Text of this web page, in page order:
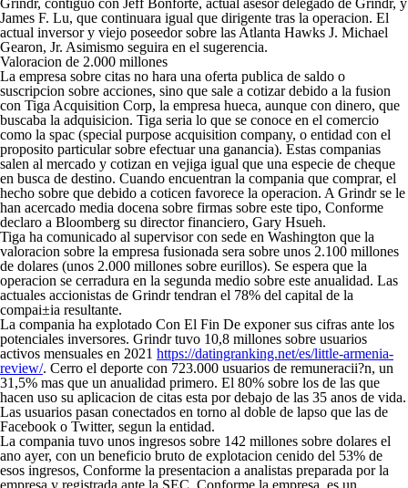
Grindr, contiguo con Jeff Bonforte, actual asesor delegado de Grindr, y
James F. Lu, que continuara igual que dirigente tras la operacion. El
actual inversor y viejo poseedor sobre las Atlanta Hawks J. Michael
Gearon, Jr. Asimismo seguira en el sugerencia.
Valoracion de 2.000 millones
La empresa sobre citas no hara una oferta publica de saldo o
suscripcion sobre acciones, sino que sale a cotizar debido a la fusion
con Tiga Acquisition Corp, la empresa hueca, aunque con dinero, que
buscaba la adquisicion. Tiga seri­a lo que se conoce en el comercio
como la spac (special purpose acquisition company, o entidad con el
proposito particular sobre efectuar una ganancia). Estas companias
salen al mercado y cotizan en vejiga igual que una especie de cheque
en busca de destino. Cuando encuentran la compania que comprar, el
hecho sobre que debido a coticen favorece la operacion. A Grindr se le
han acercado media docena sobre firmas sobre este tipo, Conforme
declaro a Bloomberg su director financiero, Gary Hsueh.
Tiga ha comunicado al supervisor con sede en Washington que la
valoracion sobre la empresa fusionada sera sobre unos 2.100 millones
de dolares (unos 2.000 millones sobre eurillos). Se espera que la
operacion se cerradura en la segunda medio sobre este anualidad. Las
actuales accionistas de Grindr tendran el 78% del capital de la
compai±i­a resultante.
La compania ha explotado Con El Fin De exponer sus cifras ante los
potenciales inversores. Grindr tuvo 10,8 millones sobre usuarios
activos mensuales en 2021 https://datingranking.net/es/little-armenia-
review/. Cerro el deporte con 723.000 usuarios de remuneracii?n, un
31,5% mas que un anualidad primero. El 80% sobre los de las que
hacen uso su aplicacion de citas esta por debajo de las 35 anos de vida.
Las usuarios pasan conectados en torno al doble de lapso que las de
Facebook o Twitter, segun la entidad.
La compania tuvo unos ingresos sobre 142 millones sobre dolares el
ano ayer, con un beneficio bruto de explotacion cenido del 53% de
esos ingresos, Conforme la presentacion a analistas preparada por la
empresa y registrada ante la SEC. Conforme la empresa, es un